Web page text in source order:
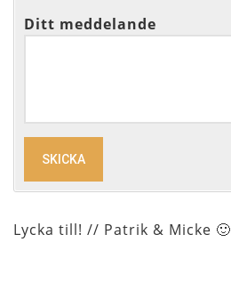
Ditt meddelande
Lycka till! // Patrik & Micke 🙂